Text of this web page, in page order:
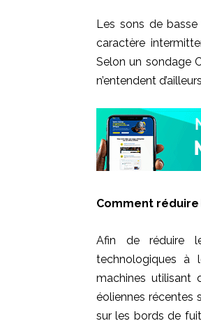
Les sons de basse
caractère
Selon un sondage
n’entendent
Comment
Afin de réduire
technologiques à
machines utilisant
éoliennes récentes
sur les bords de